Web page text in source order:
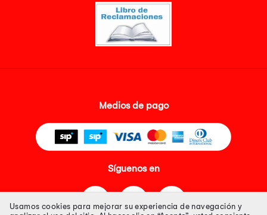
Medios de pago
Síguenos en
Usamos cookies para mejorar su experiencia de navegación y